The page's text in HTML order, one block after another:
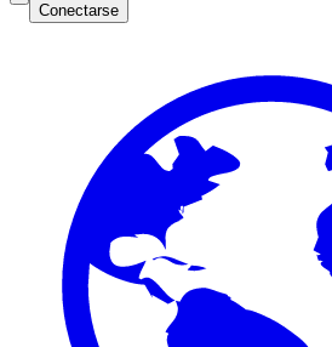
Conectarse